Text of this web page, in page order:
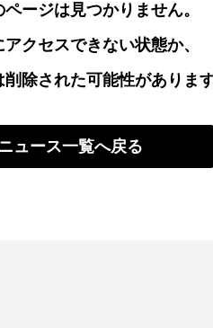
ージは見つかりません。
クセスできない状態か、
除された可能性があります
ュース一覧へ戻る